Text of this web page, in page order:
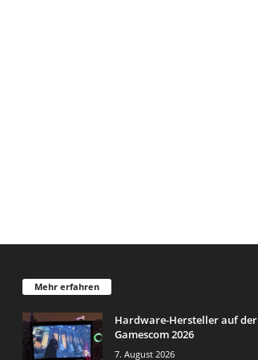
Mehr erfahren
Hardware-Hersteller auf der
Gamescom 2026
7. August 2026